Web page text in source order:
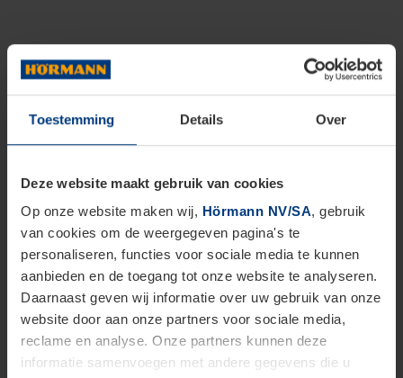
Toestemming Details Over
Deze website maakt gebruik van cookies
Op onze website maken wij, Hörmann NV/SA, gebruik
van cookies om de weergegeven pagina's te
personaliseren, functies voor sociale media te kunnen
aanbieden en de toegang tot onze website te analyseren.
Daarnaast geven wij informatie over uw gebruik van onze
website door aan onze partners voor sociale media,
reclame en analyse. Onze partners kunnen deze
informatie samenvoegen met andere gegevens die u